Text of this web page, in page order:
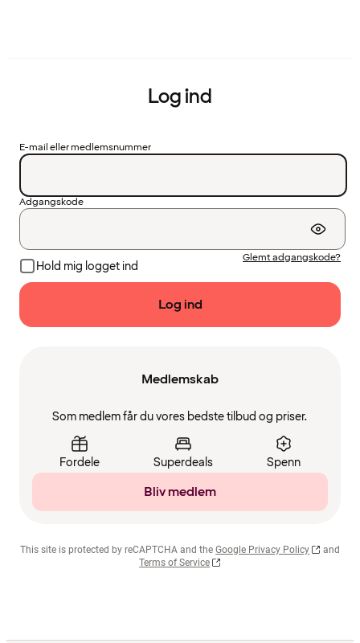
Log ind
E-mail eller medlemsnummer
Adgangskode
Hold mig logget ind
Glemt adgangskode?
Log ind
Medlemskab
Som medlem får du vores bedste tilbud og priser.
Fordele Superdeals Spenn
Bliv medlem
This site is protected by reCAPTCHA and the Google Privacy Policy
and
Terms of Service